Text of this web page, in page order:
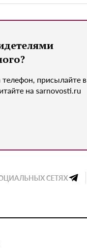
присылайте в
на sarnovosti.ru
СЕТЯХ